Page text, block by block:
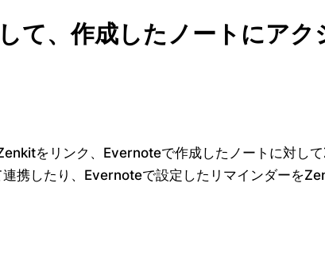
て、作成したノートにアク
をリンク、Evernoteで作成したノートに対し
携したり、Evernoteで設定したリマインダーを